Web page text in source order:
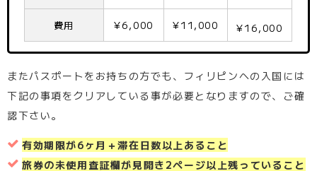
費用 ¥6,000 ¥11,000 ¥16,000
またパスポートをお持ちの方でも、フィリピンへの入国には
下記の事項をクリアしている事が必要となりますので、ご確
認下さい。
有効期限が6ヶ月＋滞在日数以上あること
旅券の未使用査証欄が見開き2ページ以上残っていること